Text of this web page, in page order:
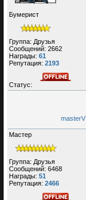
Бумерист
Группа: Друзья
Сообщений: 2662
Награды: 61
Репутация: 2193
Статус:
masterV
Мастер
Группа: Друзья
Сообщений: 6468
Награды: 51
Репутация: 2466